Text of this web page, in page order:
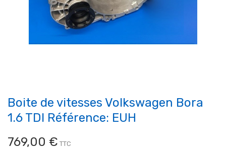
Boite de vitesses Volkswagen Bora
1.6 TDI Référence: EUH
769,00 € TTC